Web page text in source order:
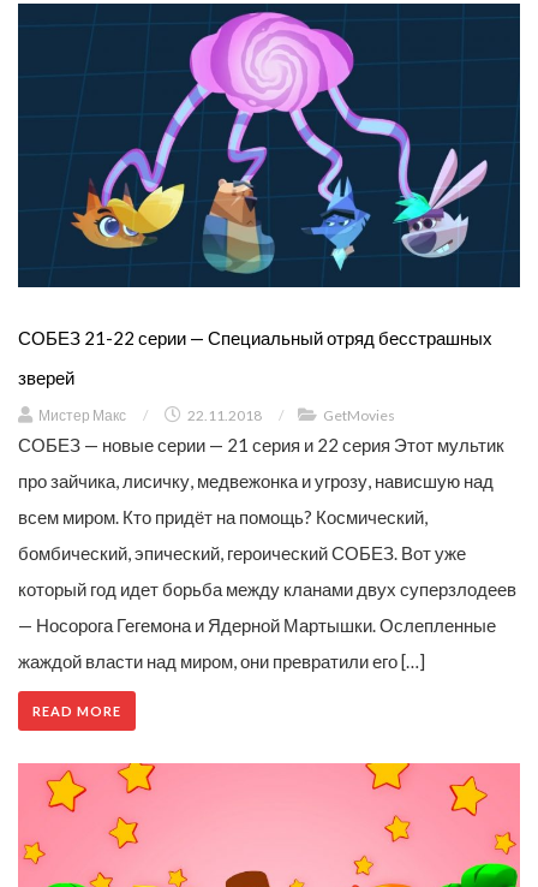
СОБЕЗ 21-22 серии — Специальный отряд бесстрашных
зверей
Мистер Макс / 22.11.2018 / GetMovies
СОБЕЗ — новые серии — 21 серия и 22 серия Этот мультик
про зайчика, лисичку, медвежонка и угрозу, нависшую над
всем миром. Кто придёт на помощь? Космический,
бомбический, эпический, героический СОБЕЗ. Вот уже
который год идет борьба между кланами двух суперзлодеев
— Носорога Гегемона и Ядерной Мартышки. Ослепленные
жаждой власти над миром, они превратили его […]
READ MORE